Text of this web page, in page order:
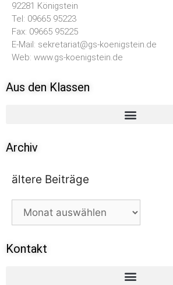
92281 Königstein
Tel: 09665 95223
Fax: 09665 95225
E-Mail: sekretariat@gs-koenigstein.de
Web: www.gs-koenigstein.de
Aus den Klassen
Archiv
ältere Beiträge
Kontakt